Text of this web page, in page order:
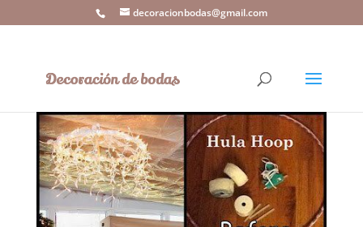
decoracionbodas@gmail.com